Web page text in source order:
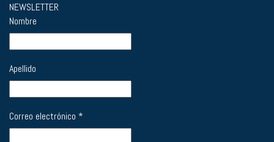
NEWSLETTER
Nombre
Apellido
Correo electrónico *